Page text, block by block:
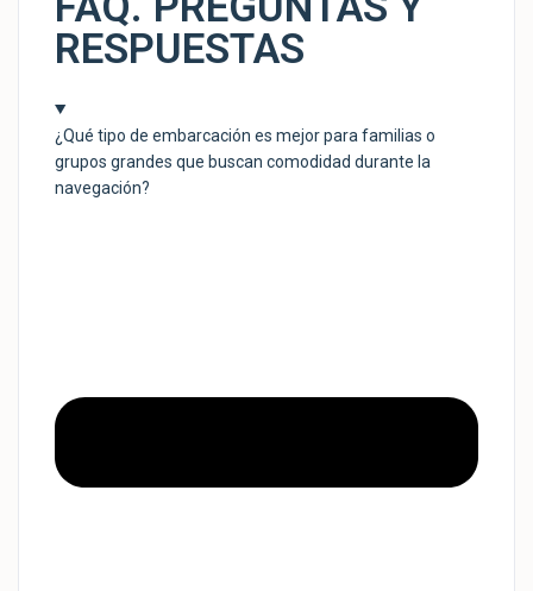
RESPUESTAS
¿Qué tipo de embarcación es mejor para familias o
grupos grandes que buscan comodidad durante la
navegación?